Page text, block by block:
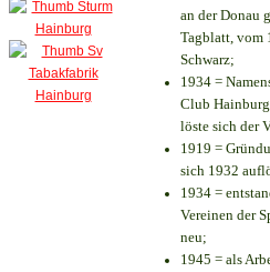
an der Donau
Tagblatt, vom
Schwarz;
1934 =
Club
löste sich der
1919 =
sich 1932
1934 =
Vereinen der
neu;
1945 = als